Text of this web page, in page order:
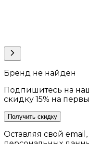
Бренд не найден
Подпишитесь на
скидку 15% на
Получить скидку
Оставляя свой